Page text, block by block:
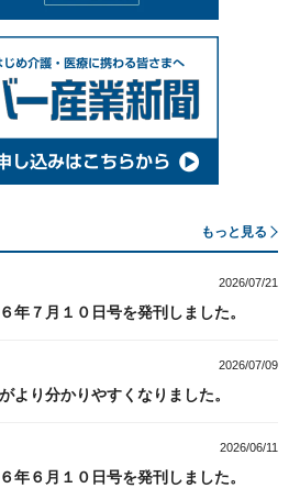
もっと見る
2026/07/21
年７月１０日号を発刊しました。
2026/07/09
より分かりやすくなりました。
2026/06/11
年６月１０日号を発刊しました。